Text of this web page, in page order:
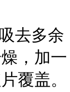
去多余
，加一
覆盖。